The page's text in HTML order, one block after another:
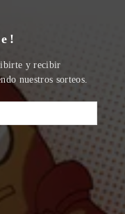
y recibir
nuestros sorteos.